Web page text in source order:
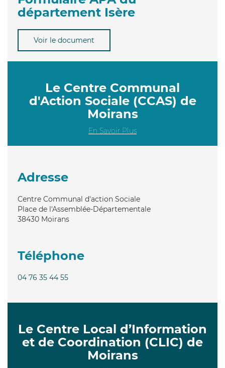
département Isère
Voir le document
Le Centre Communal
d'Action Sociale (CCAS) de
Moirans
En Savoir Plus
Adresse
Centre Communal d'action Sociale
Place de l'Assemblée-Départementale
38430 Moirans
Téléphone
04 76 35 44 55
Le Centre Local d’Information
et de Coordination (CLIC) de
Moirans